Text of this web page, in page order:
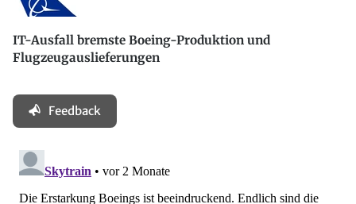
IT-Ausfall bremste Boeing-Produktion und
Flugzeugauslieferungen
Feedback